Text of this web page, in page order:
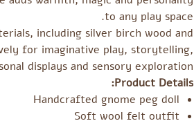
to any play space.
including silver birch wood and
for imaginative play, storytelling,
displays and sensory exploration.
Product Details:
Handcrafted gnome peg doll
Soft wool felt outfit